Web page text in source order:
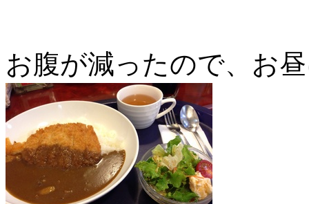
お腹が減ったので、お